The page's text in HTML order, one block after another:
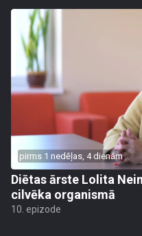
pirms 1 nedēļas, 4 dienām
Diētas ārste Lolita
cilvēka organismā
10. epizode